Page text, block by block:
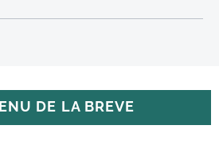
DE LA BREVE